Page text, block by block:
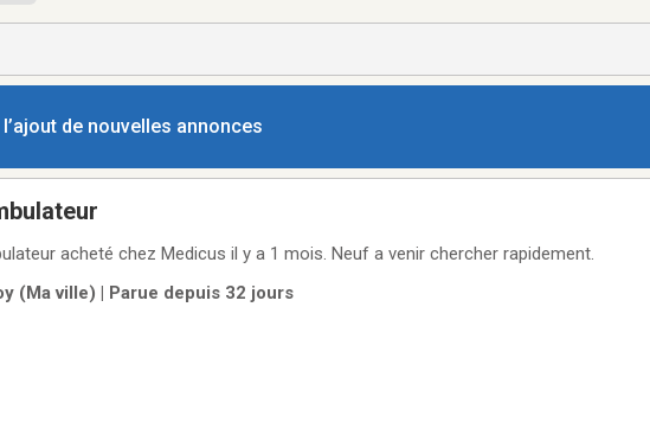
de nouvelles annonces
acheté chez Medicus il y a 1 mois. Neuf a venir chercher rapidement.
(Ma ville) | Parue depuis 32 jours